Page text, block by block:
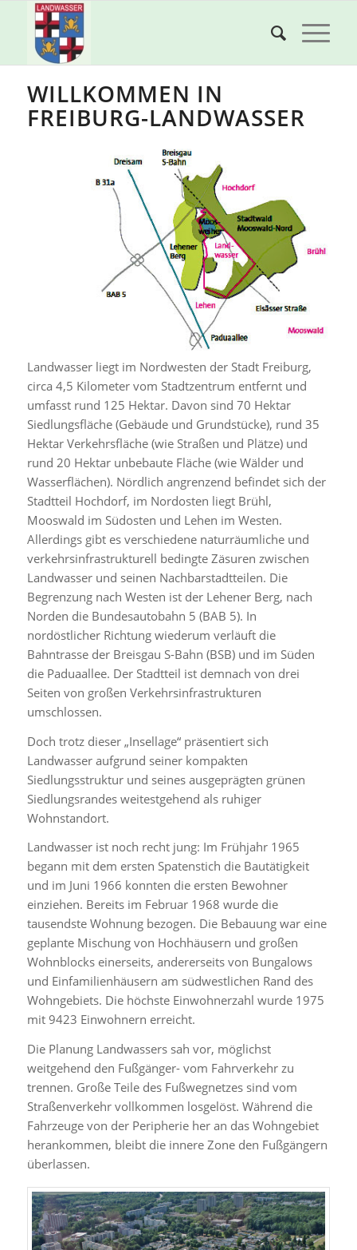
WILLKOMMEN IN
FREIBURG-LANDWASSER
Landwasser liegt im Nordwesten der Stadt Freiburg,
circa 4,5 Kilometer vom Stadtzentrum entfernt und
umfasst rund 125 Hektar. Davon sind 70 Hektar
Siedlungsfläche (Gebäude und Grundstücke), rund 35
Hektar Verkehrsfläche (wie Straßen und Plätze) und
rund 20 Hektar unbebaute Fläche (wie Wälder und
Wasserflächen). Nördlich angrenzend befindet sich der
Stadtteil Hochdorf, im Nordosten liegt Brühl,
Mooswald im Südosten und Lehen im Westen.
Allerdings gibt es verschiedene naturräumliche und
verkehrsinfrastrukturell bedingte Zäsuren zwischen
Landwasser und seinen Nachbarstadtteilen. Die
Begrenzung nach Westen ist der Lehener Berg, nach
Norden die Bundesautobahn 5 (BAB 5). In
nordöstlicher Richtung wiederum verläuft die
Bahntrasse der Breisgau S-Bahn (BSB) und im Süden
die Paduaallee. Der Stadtteil ist demnach von drei
Seiten von großen Verkehrsinfrastrukturen
umschlossen.
Doch trotz dieser „Insellage“ präsentiert sich
Landwasser aufgrund seiner kompakten
Siedlungsstruktur und seines ausgeprägten grünen
Siedlungsrandes weitestgehend als ruhiger
Wohnstandort.
Landwasser ist noch recht jung: Im Frühjahr 1965
begann mit dem ersten Spatenstich die Bautätigkeit
und im Juni 1966 konnten die ersten Bewohner
einziehen. Bereits im Februar 1968 wurde die
tausendste Wohnung bezogen. Die Bebauung war eine
geplante Mischung von Hochhäusern und großen
Wohnblocks einerseits, andererseits von Bungalows
und Einfamilienhäusern am südwestlichen Rand des
Wohngebiets. Die höchste Einwohnerzahl wurde 1975
mit 9423 Einwohnern erreicht.
Die Planung Landwassers sah vor, möglichst
weitgehend den Fußgänger- vom Fahrverkehr zu
trennen. Große Teile des Fußwegnetzes sind vom
Straßenverkehr vollkommen losgelöst. Während die
Fahrzeuge von der Peripherie her an das Wohngebiet
herankommen, bleibt die innere Zone den Fußgängern
überlassen.